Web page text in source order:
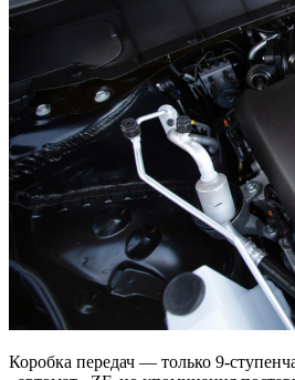
Коробка передач — только 9-